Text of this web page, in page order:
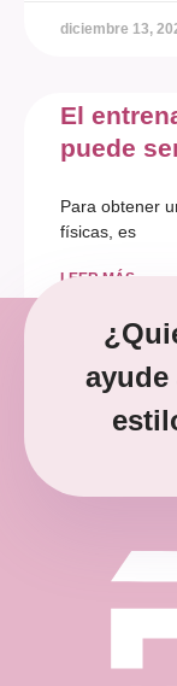
diciembre 13,
El
puede
Para obtener
físicas, es
LEER MÁS »
diciembre 12,
ayude